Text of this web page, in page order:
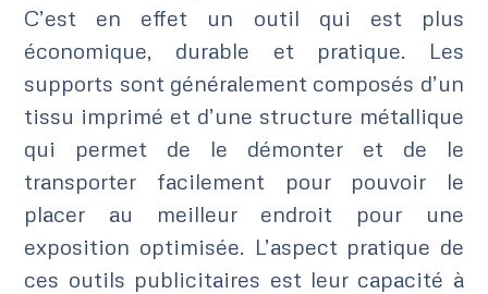
C’est en effet un outil qui est plus
économique, durable et pratique. Les
supports sont généralement composés d’un
tissu imprimé et d’une structure métallique
qui permet de le démonter et de le
transporter facilement pour pouvoir le
placer au meilleur endroit pour une
exposition optimisée. L’aspect pratique de
ces outils publicitaires est leur capacité à